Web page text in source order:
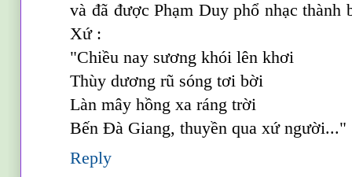
và đã được Phạm Duy phổ nhạc
Xứ :
"Chiều nay sương khói lên khơi
Thùy dương rũ sóng tơi bời
Làn mây hồng xa ráng trời
Bến Ðà Giang, thuyền qua xứ người..."
Reply